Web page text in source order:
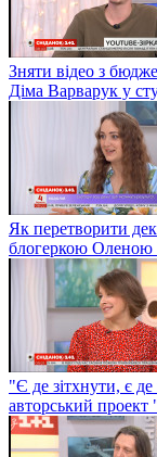
Зняти відео з
Діма Варварук у
Як перетворити
блогеркою Оленою
"Є де зітхнути, є
авторський проект